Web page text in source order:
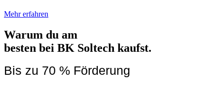
Mehr erfahren
Warum du am
besten bei BK Soltech kaufst.
Bis zu 70 % Förderung